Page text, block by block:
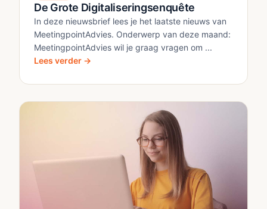
De Grote Digitaliseringsenquête
In deze nieuwsbrief lees je het laatste nieuws van
MeetingpointAdvies. Onderwerp van deze maand:
MeetingpointAdvies wil je graag vragen om ...
Lees verder →